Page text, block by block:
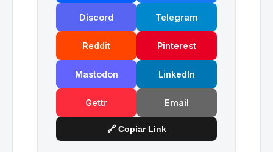
Discord Telegram
Reddit Pinterest
Mastodon LinkedIn
Gettr Email
🔗 Copiar Link